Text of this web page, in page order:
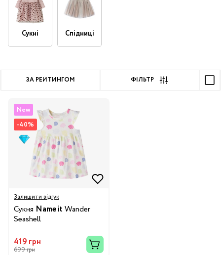
Сукні Спідниці
ЗА РЕЙТИНГОМ ФІЛЬТР
New
-40%
Залишити відгук
Сукня Name it Wander
Seashell
419 грн
699 грн